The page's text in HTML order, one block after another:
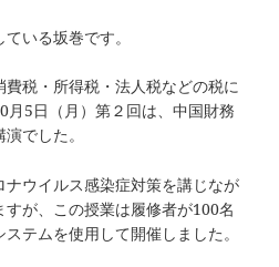
いる坂巻です。
税・所得税・法人税などの税に
月5日（月）第２回は、中国財務
でした。
ウイルス感染症対策を講じなが
が、この授業は履修者が100名
テムを使用して開催しました。